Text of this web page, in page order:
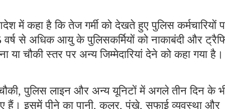
में कहा है कि तेज गर्मी को देखते हुए पुलिस कर्मचारियों
से अधिक आयु के पुलिसकर्मियों को नाकाबंदी और
चौकी स्तर पर अन्य जिम्मेदारियां देने को कहा गया है।
पुलिस लाइन और अन्य यूनिटों में अगले तीन दिन के
हैं। इसमें पीने का पानी, कूलर, पंखे, सफाई व्यवस्था और